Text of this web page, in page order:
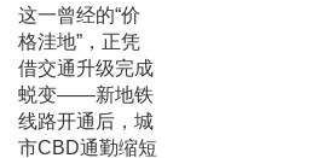
这一曾经的“价
格洼地”，正凭
借交通升级完成
蜕变——新地铁
线路开通后，城
市CBD通勤缩短